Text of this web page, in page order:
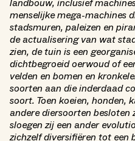
landbouw, inclusief
menselijke mega-machines
stadsmuren, paleizen en
de actualisering van wat
zien, de tuin is een
dichtbegroeid oerwoud of
velden en bomen en
soorten aan die inderdaad
soort. Toen koeien, honden,
andere diersoorten besloten
sloegen zij een ander
zichzelf diversifiëren tot een